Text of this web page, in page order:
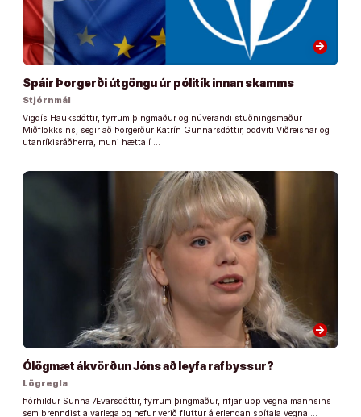
arrow_forward
Spáir Þorgerði útgöngu úr pólitík innan skamms
Stjórnmál
Vigdís Hauksdóttir, fyrrum þingmaður og núverandi stuðningsmaður
Miðflokksins, segir að Þorgerður Katrín Gunnarsdóttir, oddviti Viðreisnar og
utanríkisráðherra, muni hætta í …
arrow_forward
Ólögmæt ákvörðun Jóns að leyfa rafbyssur?
Lögregla
Þórhildur Sunna Ævarsdóttir, fyrrum þingmaður, rifjar upp vegna mannsins
sem brenndist alvarlega og hefur verið fluttur á erlendan spítala vegna …